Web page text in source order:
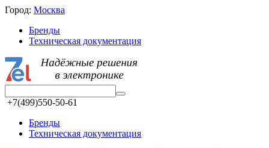
Город: Москва
Бренды
Техническая документация
+7(499)550-50-61
Бренды
Техническая документация